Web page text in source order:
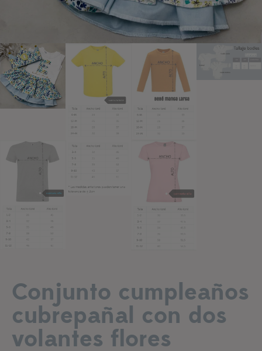
Conjunto cumpleaños
cubrepañal con dos
volantes flores